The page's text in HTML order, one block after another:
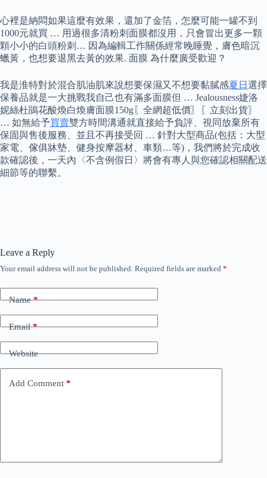
心裡是納悶如果這麼有效果，還加了金箔，怎麼可能一罐不到
1000元就買 … 用過很多清粉刺面膜都沒用，只會冒出更多一顆
顆小小的白頭粉刺… 因為編輯工作關係經常晚睡覺，膚色暗沉
蠟黃，也想要退黑去黃的效果. 面膜 為什麼廣受歡迎？
我是淮特對於混合肌油肌來說想要保濕又不想要黏膩感夏日 選擇
保養品就是一大挑戰我自己也有滿多面膜但 … Jealousness婕洛
妮絲杜鵑花酸煥白煥膚面膜150g〖全網超低價〗〖立刻出貨〗
… 如無給予買賣雙方時間溝通就直接給予負評、視同放棄所有
保固與售後服務、並且不再接受回 … 針對大型商品(包括：大型
家電、傢俱牀墊、健身按摩器材、車類…等)，我們將於完成收
款確認後，一天內〈不含例假日〉將會有專人與您確認相關配送
細節等的聯繫。
Leave a Reply
Your email address will not be published. Required fields are marked *
Name*
Email*
Website
Add Comment *